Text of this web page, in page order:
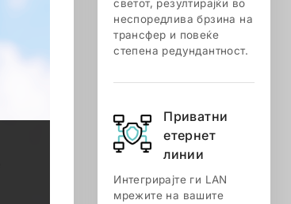
светот, резултирајќи во
неспоредлива брзина на
трансфер и повеќе
степена редундантност.
Приватни
етернет
линии
Интегрирајте ги LAN
мрежите на вашите